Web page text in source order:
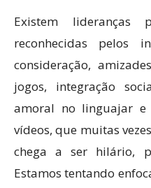
Existem lideranças
reconhecidas pelos
consideração,
jogos, integração
amoral no linguajar
vídeos, que muitas
chega a ser hilário,
Estamos tentando